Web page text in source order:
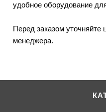
удобное оборудование
Перед заказом уточняйте
менеджера.